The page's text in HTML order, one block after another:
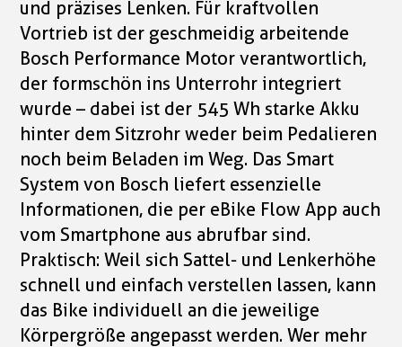
und präzises Lenken. Für kraftvollen
Vortrieb ist der geschmeidig arbeitende
Bosch Performance Motor verantwortlich,
der formschön ins Unterrohr integriert
wurde – dabei ist der 545 Wh starke Akku
hinter dem Sitzrohr weder beim Pedalieren
noch beim Beladen im Weg. Das Smart
System von Bosch liefert essenzielle
Informationen, die per eBike Flow App auch
vom Smartphone aus abrufbar sind.
Praktisch: Weil sich Sattel- und Lenkerhöhe
schnell und einfach verstellen lassen, kann
das Bike individuell an die jeweilige
Körpergröße angepasst werden. Wer mehr